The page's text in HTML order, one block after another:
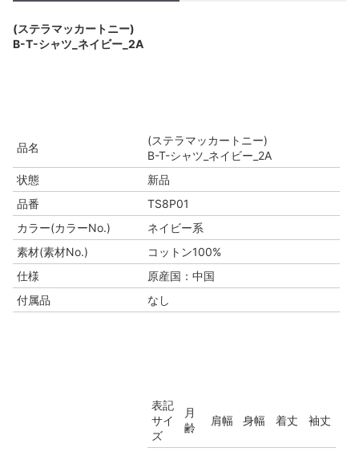
(ステラマッカートニー)
B-T-シャツ_ネイビー_2A
品名
(ステラマッカートニー)
B-T-シャツ_ネイビー_2A
状態
新品
品番
TS8P01
カラー(カラーNo.)
ネイビー系
素材(素材No.)
コットン100%
仕様
原産国：中国
付属品
なし
表記
サイ
ズ
月
齢
肩幅 身幅 着丈 袖丈